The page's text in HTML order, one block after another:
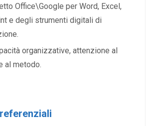
Office\Google per Word, Excel,
e degli strumenti digitali di
organizzative, attenzione al
al metodo.